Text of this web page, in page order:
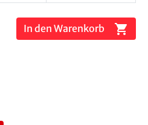
In den Warenkorb shopping_cart